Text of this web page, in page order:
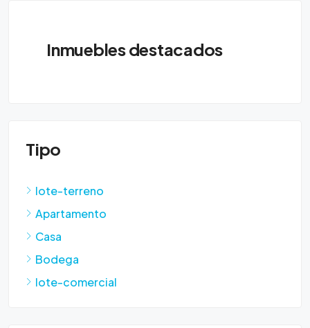
Inmuebles destacados
Tipo
lote-terreno
Apartamento
Casa
Bodega
lote-comercial